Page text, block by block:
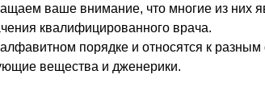
малого таза
ваше внимание, что многие из них
квалифицированного врача.
порядке и относятся к
вещества и дженерики.